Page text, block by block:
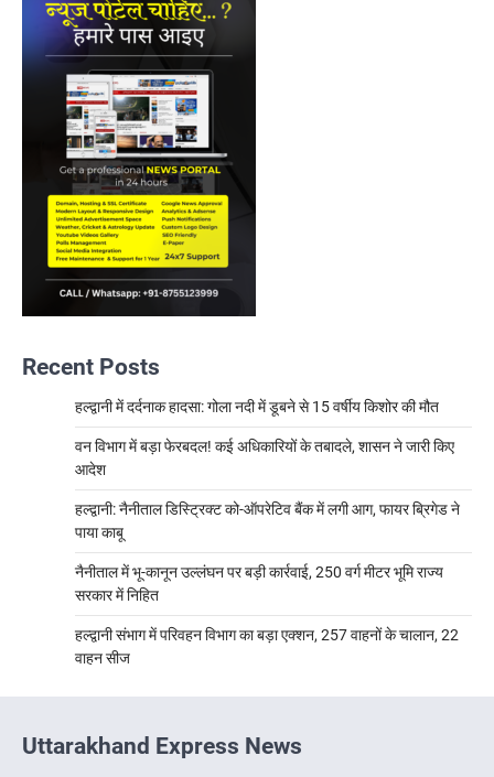
Recent Posts
हल्द्वानी में दर्दनाक हादसा: गोला नदी में डूबने से 15 वर्षीय किशोर की मौत
वन विभाग में बड़ा फेरबदल! कई अधिकारियों के तबादले, शासन ने जारी किए
आदेश
हल्द्वानी: नैनीताल डिस्ट्रिक्ट को-ऑपरेटिव बैंक में लगी आग, फायर ब्रिगेड ने
पाया काबू
नैनीताल में भू-कानून उल्लंघन पर बड़ी कार्रवाई, 250 वर्ग मीटर भूमि राज्य
सरकार में निहित
हल्द्वानी संभाग में परिवहन विभाग का बड़ा एक्शन, 257 वाहनों के चालान, 22
वाहन सीज
Uttarakhand Express News